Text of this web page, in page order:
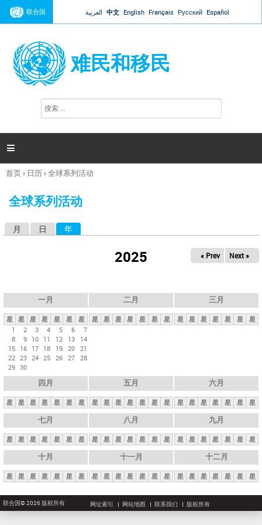
Jump to navigation
联合国 العربية 中文 English Français Русский Español
难民和移民
搜
索

你
这
首页› 日历›全球系列活动
全球系列活动
月 日 年
2025 « Prev Next »
一月
星 星 星 星 星 星
星
1
2 3 4 5 6
7
8
9 10 11 12 13
14
15 16 17 18 19 20 21
22 23 24 25 26 27 28
29 30
二月
星 星 星 星 星 星 星
三月
星 星 星 星 星 星 星
四月
星 星 星 星 星 星 星
五月
星 星 星 星 星 星 星
六月
星 星 星 星 星 星 星
七月
星 星 星 星 星 星 星
八月
星 星 星 星 星 星 星
九月
星 星 星 星 星 星 星
十月
星 星 星 星 星 星 星
十一月
星 星 星 星 星 星 星
十二月
星 星 星 星 星 星 星
联合国© 2026 版权所有 网址索引 网站地图 联系我们 版权所有